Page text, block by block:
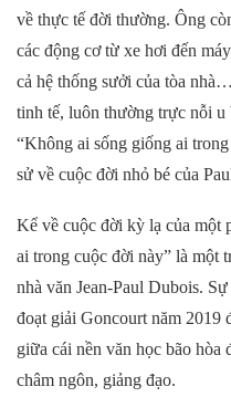
về thực tế đời thường. Ông
các động cơ từ xe hơi đến
cả hệ thống sưởi của tòa
tinh tế, luôn thường trực nỗi u
“Không ai sống giống ai
sử về cuộc đời nhỏ bé của
Kể về cuộc đời kỳ lạ của một
ai trong cuộc đời này” là một
nhà văn Jean-Paul Dubois.
đoạt giải Goncourt năm 2019
giữa cái nền văn học bão hòa
châm ngôn, giảng đạo.